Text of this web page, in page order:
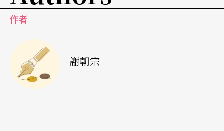
舞評及部落客。
配合，「協會」議程裡，排入好幾場對前一晚「聯
盟」表演的評論。然而這些評論，在大眾媒體上是
絕對看不到的，所以對於一般的觀眾來說，影響等
作者
謝朝宗